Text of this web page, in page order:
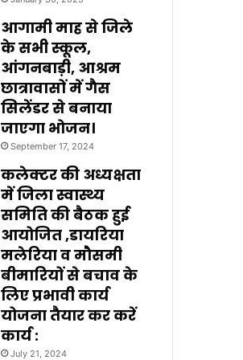
आगामी माह से जिले
के सभी स्कूल,
आंगनबाड़ी, आश्रम
छात्रावासों में गैस
सिलेंडर से बनाया
जाएगा भोजन।
September 17, 2024
कलेक्टर की अध्यक्षता
में जिला स्वास्थ्य
समिति की बैठक हुई
आयोजित ,डायरिया
मलेरिया व मौसमी
बीमारियों से बचाव के
लिए प्रभावी कार्य
योजना तैयार कर करें
कार्य :
July 21, 2024